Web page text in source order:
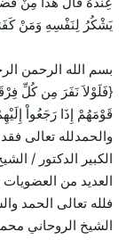
يَشْكُرُ لِنَفْسِهِ وَمَنْ كَفَرَ
بسم الله الرحمن
{فَلَوْلاَ نَفَرَ مِن كُلِّ
قَوْمَهُمْ إِذَا رَجَعُواْ
والحمدلله تعالى
الكبير الدكتور /
العديد من
فلله تعالى الحمد
الشيخ الروحاني